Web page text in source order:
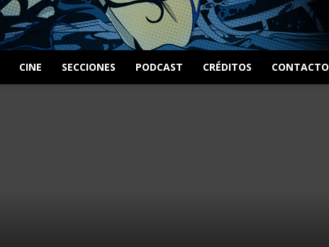
CINE SECCIONES PODCAST CRÉDITOS CONTACTO